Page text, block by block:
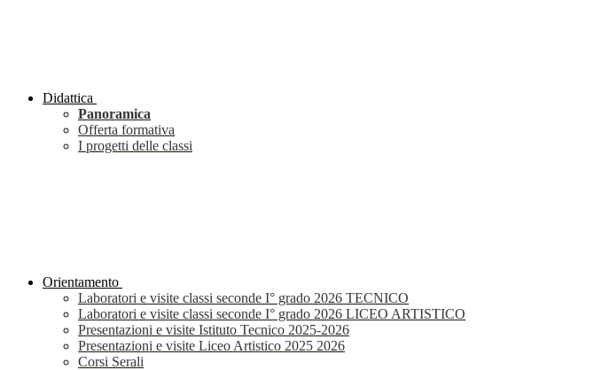
Didattica
Panoramica
Offerta formativa
I progetti delle classi
Orientamento
Laboratori e visite classi seconde I° grado 2026 TECNICO
Laboratori e visite classi seconde I° grado 2026 LICEO ARTISTICO
Presentazioni e visite Istituto Tecnico 2025-2026
Presentazioni e visite Liceo Artistico 2025 2026
Corsi Serali